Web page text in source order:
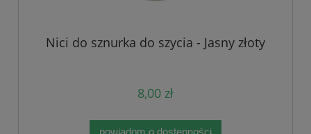
Nici do sznurka do szycia - Jasny złoty
8,00 zł
powiadom o dostępności